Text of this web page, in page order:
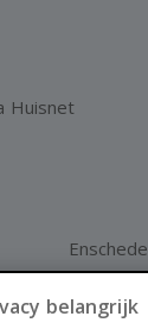
Huisnet
Enschede
belangrijk